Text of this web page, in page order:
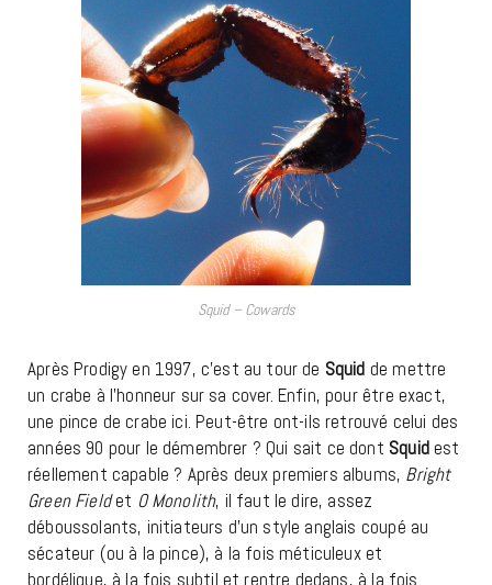
Squid – Cowards
Après Prodigy en 1997, c’est au tour de Squid de mettre
un crabe à l’honneur sur sa cover. Enfin, pour être exact,
une pince de crabe ici. Peut-être ont-ils retrouvé celui des
années 90 pour le démembrer ? Qui sait ce dont Squidest
réellement capable ? Après deux premiers albums, Bright
Green Fieldet O Monolith, il faut le dire, assez
déboussolants, initiateurs d’un style anglais coupé au
sécateur (ou à la pince), à la fois méticuleux et
bordélique, à la fois subtil et rentre dedans, à la fois